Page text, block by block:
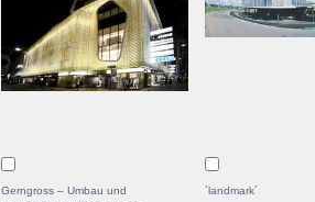
Gerngross – Umbau und
´landmark´